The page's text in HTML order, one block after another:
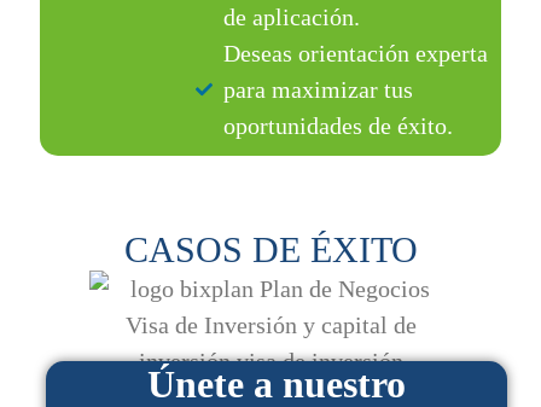
de aplicación.
Deseas orientación experta
para maximizar tus
oportunidades de éxito.
CASOS DE ÉXITO
Únete a nuestro